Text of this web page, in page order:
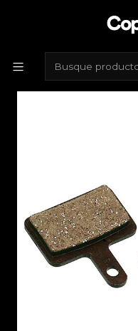
Tienda de
Pastilla